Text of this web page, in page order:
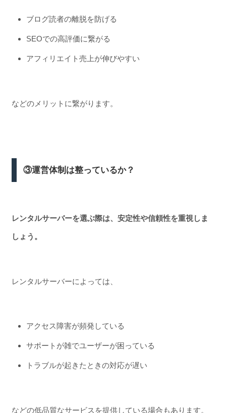
ブログ読者の離脱を防げる
SEOでの高評価に繋がる
アフィリエイト売上が伸びやすい
などのメリットに繋がります。
③運営体制は整っているか？
レンタルサーバーを選ぶ際は、安定性や信頼性を重視しま
しょう。
レンタルサーバーによっては、
アクセス障害が頻発している
サポートが雑でユーザーが困っている
トラブルが起きたときの対応が遅い
などの低品質なサービスを提供している場合もあります。